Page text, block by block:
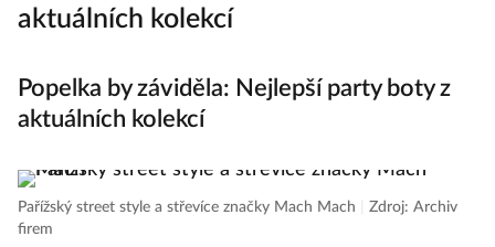
aktuálních kolekcí
Popelka by záviděla: Nejlepší party boty z
aktuálních kolekcí
Pařížský street style a střevíce značky Mach Mach
Zdroj: Archiv
firem